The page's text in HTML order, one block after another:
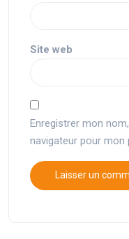
Site web
Enregistrer mon
navigateur pour